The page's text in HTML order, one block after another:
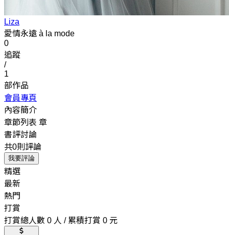
Liza
愛情永遠 à la mode
0
追蹤
/
1
部作品
會員專頁
內容簡介
章節列表 章
書評討論
共0則評論
我要評論
精選
最新
熱門
打賞
打賞總人數 0 人 / 累積打賞 0 元